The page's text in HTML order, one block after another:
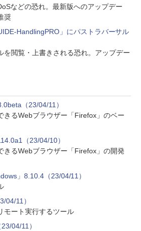
などの恐れ。最新版へのアップデー
奨
HandlingPRO」にパストラバーサル
を閲覧・上書きされる恐れ。アップデー
（23/04/11）
きるWebブラウザー「Firefox」のベー
（23/04/10）
きるWebブラウザー「Firefox」の開発
」8.10.4（23/04/11）
04/11）
モート実行するツール
04/11）